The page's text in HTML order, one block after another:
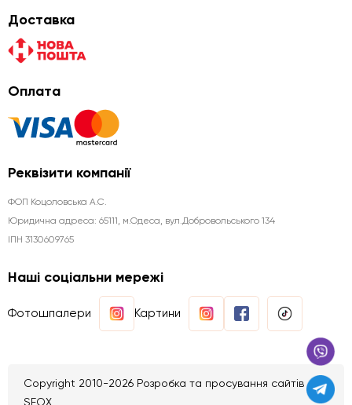
Доставка
Оплата
Реквізити компанії
ФОП Коцоловська А.С.
Юридична aдреса: 65111, м.Одеса, вул.Добровольського 134
ІПН 3130609765
Наші соціальни мережі
Фотошпалери Картини
Copyright 2010-2026 Розробка та просування сайтів
SEOX